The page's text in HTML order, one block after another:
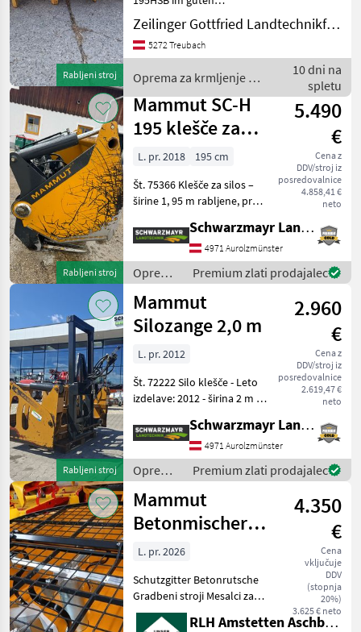
Rabljeni stroj
gebrauchten, gepflegten
Zustand wie Neu
Trommelbreite: 1950mm
Trommeldurchmesser:
1040mm Eigengewic
Zeilinger Gottfried Landtechnikfachbetrieb
5272 Treubach
Oprema za krmljenje /
Mammut
10 dni na
spletu
Rabljeni stroj
Mammut SC-H
195 klešče za
silose
5.490
€
Cena z
DDV/stroj iz
posredovalnice
4.858,41 €
neto
L. pr. 2018
195 cm
Št. 75366 Klešče za silos –
širine 1, 95 m rabljene, prek
Prodajna ekipa podjetja
Schwarzmayr vam bo z
veseljem predstavila
napravo/stroj in
Schwarzmayr Landtechnik GmbH - Aurolzmünster
4971 Aurolzmünster
Oprema
za
krmljenje
/
Mammut
Premium zlati prodajalec
Rabljeni stroj
Mammut
Silozange 2,0 m
2.960
€
Cena z
DDV/stroj iz
posredovalnice
2.619,47 €
neto
L. pr. 2012
Št. 72222 Silo klešče - Leto
izdelave: 2012 - širina 2 m - z
upravljanjem prek
Bowdenovega kabla - s 16
vilicami - s 3-točkovnim
priklo
Schwarzmayr Landtechnik GmbH - Aurolzmünster
4971 Aurolzmünster
Oprema
za
krmljenje
/
Mammut
Premium zlati prodajalec
Mammut
Betonmischer
Turbo Mix TM
150
4.350
€
Cena
vključuje
DDV
(stopnja
20%)
3.625 € neto
L. pr. 2026
Schutzgitter Betonrutsche
Gradbeni stroji Mesalci za
beton
RLH Amstetten Aschbach